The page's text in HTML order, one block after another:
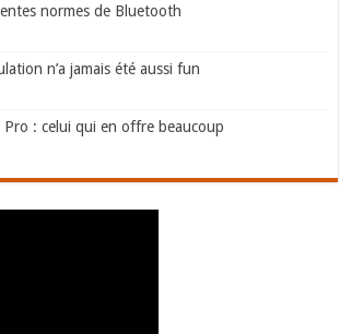
normes de Bluetooth
n’a jamais été aussi fun
Pro : celui qui en offre beaucoup